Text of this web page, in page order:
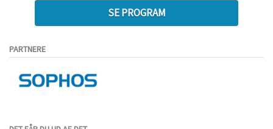
SE PROGRAM
PARTNERE